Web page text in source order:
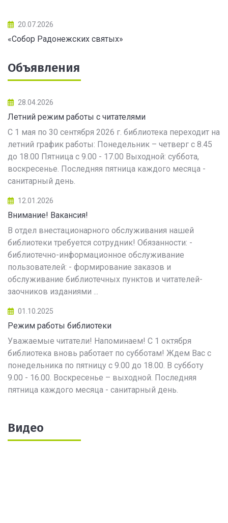
20.07.2026
«Собор Радонежских святых»
Объявления
28.04.2026
Летний режим работы с читателями
С 1 мая по 30 сентября 2026 г. библиотека переходит на
летний график работы: Понедельник – четверг с 8.45
до 18.00 Пятница с 9.00 - 17.00 Выходной: суббота,
воскресенье. Последняя пятница каждого месяца -
санитарный день.
12.01.2026
Внимание! Вакансия!
В отдел внестационарного обслуживания нашей
библиотеки требуется сотрудник! Обязанности: -
библиотечно-информационное обслуживание
пользователей: - формирование заказов и
обслуживание библиотечных пунктов и читателей-
заочников изданиями ...
01.10.2025
Режим работы библиотеки
Уважаемые читатели! Напоминаем! С 1 октября
библиотека вновь работает по субботам! Ждем Вас с
понедельника по пятницу с 9.00 до 18.00. В субботу
9.00 - 16.00. Воскресенье – выходной. Последняя
пятница каждого месяца - санитарный день.
Видео